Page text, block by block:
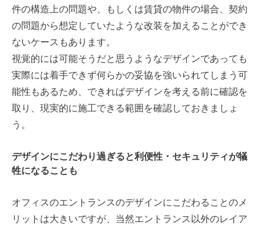
件の構造上の問題や、もしくは賃貸の物件の場合、契約
の問題から想定していたような改装を加えることができ
ないケースもあります。
視覚的には可能そうだと思うようなデザインであっても
実際には着手できず何らかの妥協を強いられてしまう可
能性もあるため、できればデザインを考える前に確認を
取り、現実的に施工できる範囲を確認しておきましょ
う。
デザインにこだわり過ぎると利便性・セキュリティが犠
牲になることも
オフィスのエントランスのデザインにこだわることのメ
リットは大きいですが、当然エントランス以外のレイア